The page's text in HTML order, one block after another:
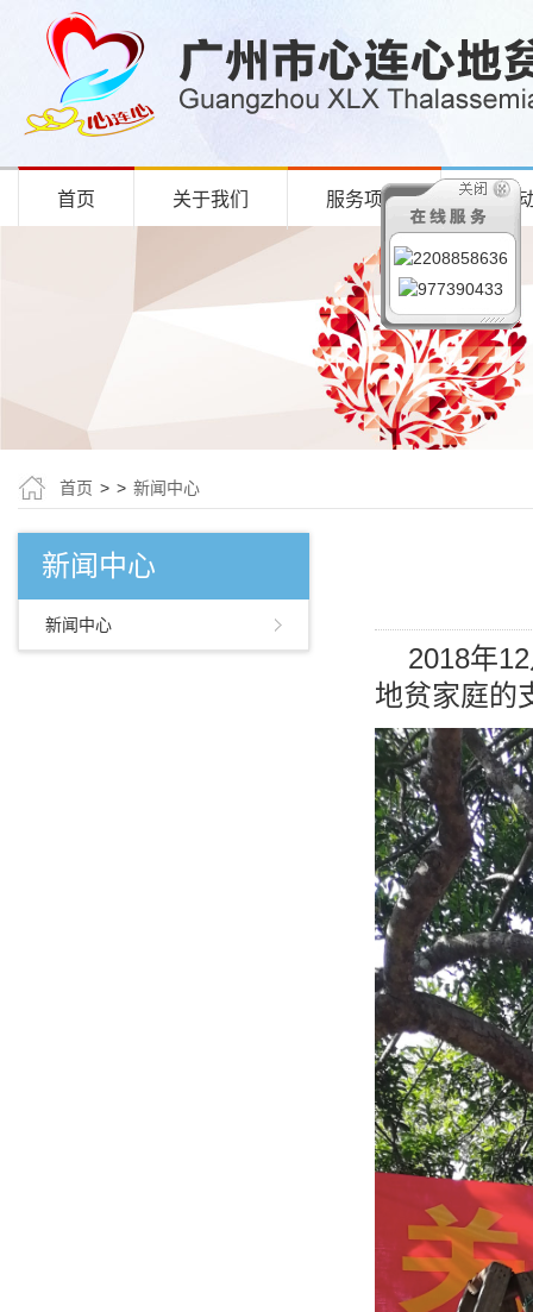
首页 关于我们 服务项目 项目
首页 > > 新闻中心
新闻中心
新闻中心
2018年12
地贫家庭的